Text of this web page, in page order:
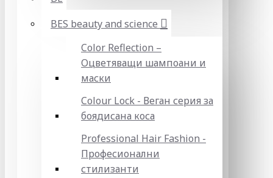
BES beauty and science
Color Reflection –
Оцветяващи шампоани и
маски
Colour Lock - Веган серия за
боядисана коса
Professional Hair Fashion -
Професионални
стилизанти